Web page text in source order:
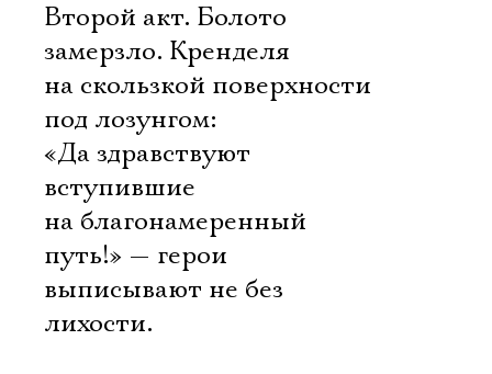
Второй акт. Болото
замерзло. Кренделя
на скользкой поверхности
под лозунгом:
«Да здравствуют
вступившие
на благонамеренный
путь!» — герои
выписывают не без
лихости.